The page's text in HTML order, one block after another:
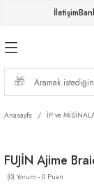
İletişim
FIRDÖNDÜLER
Anasayfa İP ve
FUJİN Ajime
(0) Yorum - 0 Puan